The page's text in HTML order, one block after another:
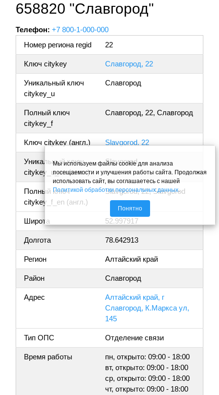
658820 "Славгород"
Телефон: +7 800-1-000-000
Номер региона regid
22
Ключ citykey Славгород, 22
Уникальный ключ
citykey_u
Славгород
Полный ключ
citykey_f
Славгород, 22, Славгород
Ключ citykey (англ.) Slavgorod, 22
Уникальный ключ
citykey_u_en (англ.)
Slavgorod
Полный ключ
citykey_f_en (англ.)
Slavgorod, 22, Slavgorod
Широта 52.997917
Долгота 78.642913
Регион Алтайский край
Район Славгород
Адрес
Алтайский край, г
Славгород, К.Маркса ул,
145
Тип ОПС Отделение связи
Время работы
пн, открыто: 09:00 - 18:00
вт, открыто: 09:00 - 18:00
ср, открыто: 09:00 - 18:00
чт, открыто: 09:00 - 18:00
Мы используем файлы cookie для анализа
посещаемости и улучшения работы сайта. Продолжая
использовать сайт, вы соглашаетесь с нашей
Политикой обработки персональных данных.
Понятно